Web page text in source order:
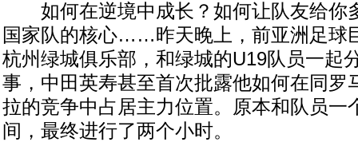
如何在逆境中成长？如何让队友给你
国家队的核心……昨天晚上，前亚洲足球
杭州绿城俱乐部，和绿城的U19队员一起
事，中田英寿甚至首次批露他如何在同罗
拉的竞争中占居主力位置。原本和队员一
间，最终进行了两个小时。